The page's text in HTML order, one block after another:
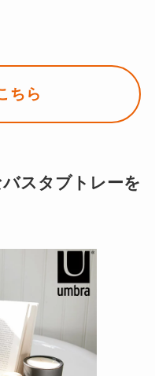
ちら
スタブトレーを